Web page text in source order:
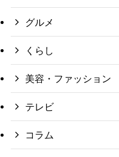
グルメ
くらし
美容・ファッション
テレビ
コラム